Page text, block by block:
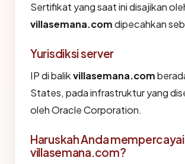
Sertifikat yang saat ini disajikan
villasemana.comdipecahkan
Yurisdiksi server
IP di balikvillasemana.com
States, pada infrastruktur yang
oleh Oracle Corporation.
Haruskah Anda mempercayai
villasemana.com?